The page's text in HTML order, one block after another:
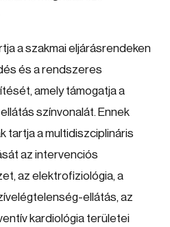
a szakmai eljárásrendeken
és a rendszeres
amely támogatja a
színvonalát. Ennek
tartja a multidiszciplináris
az intervenciós
az elektrofiziológia, a
ellátás, az
kardiológia területei